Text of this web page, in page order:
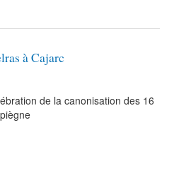
à Cajarc
de la canonisation des 16